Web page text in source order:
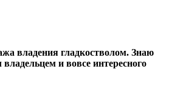
владения гладкостволом. Знаю
и вовсе интересного